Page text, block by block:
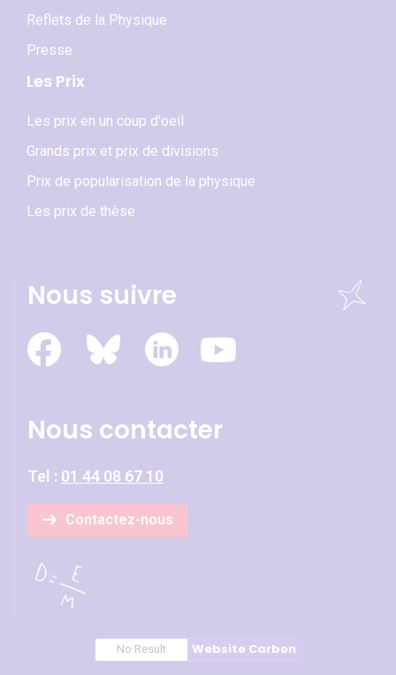
Reflets de la Physique
Presse
Les Prix
Les prix en un coup d'oeil
Grands prix et prix de divisions
Prix de popularisation de la physique
Les prix de thèse
Nous suivre
Nous contacter
Tel : 01 44 08 67 10
Contactez-nous
No Result Website Carbon